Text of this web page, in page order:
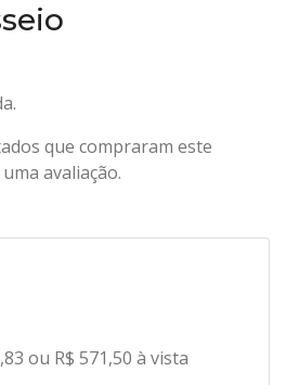
que compraram este
avaliação.
ou R$ 571,50 à vista